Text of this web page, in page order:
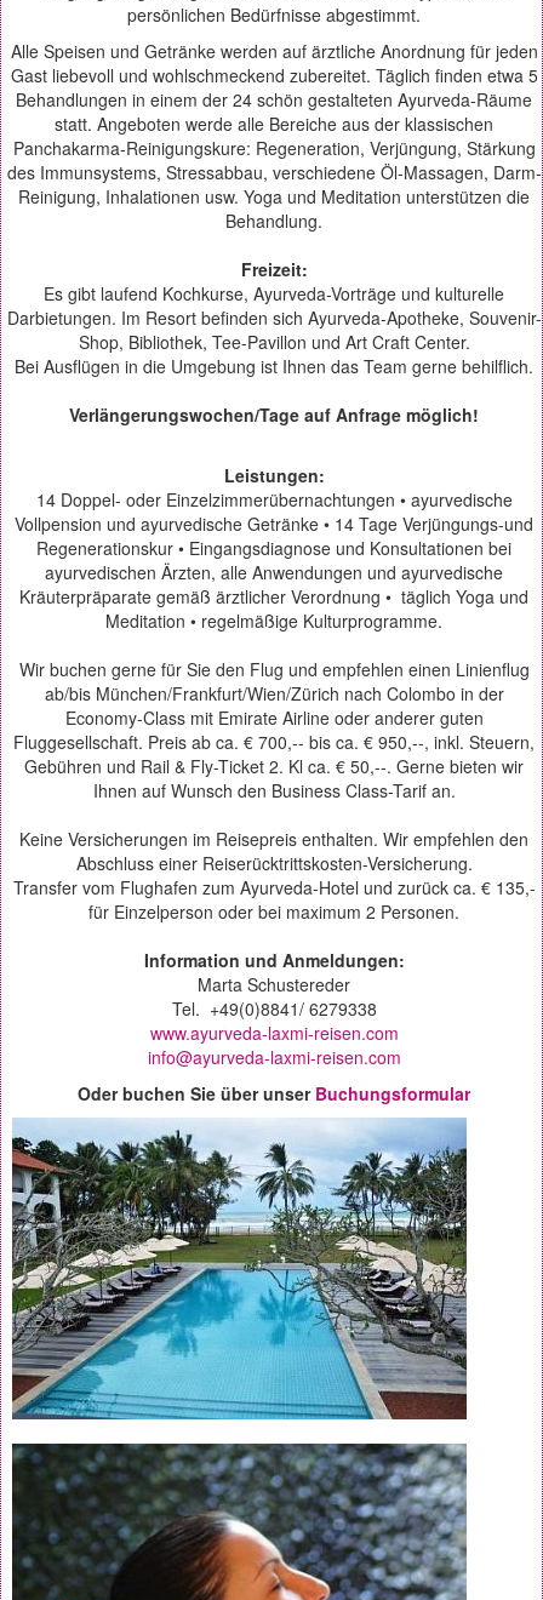
persönlichen Bedürfnisse abgestimmt.
Alle Speisen und Getränke werden auf ärztliche Anordnung für jeden
Gast liebevoll und wohlschmeckend zubereitet. Täglich finden etwa 5
Behandlungen in einem der 24 schön gestalteten Ayurveda-Räume
statt. Angeboten werde alle Bereiche aus der klassischen
Panchakarma-Reinigungskure: Regeneration, Verjüngung, Stärkung
des Immunsystems, Stressabbau, verschiedene Öl-Massagen, Darm-
Reinigung, Inhalationen usw. Yoga und Meditation unterstützen die
Behandlung.
Freizeit:
Es gibt laufend Kochkurse, Ayurveda-Vorträge und kulturelle
Darbietungen. Im Resort befinden sich Ayurveda-Apotheke, Souvenir-
Shop, Bibliothek, Tee-Pavillon und Art Craft Center.
Bei Ausflügen in die Umgebung ist Ihnen das Team gerne behilflich.
Verlängerungswochen/Tage auf Anfrage möglich!
Leistungen:
14 Doppel- oder Einzelzimmerübernachtungen • ayurvedische
Vollpension und ayurvedische Getränke • 14 Tage Verjüngungs-und
Regenerationskur • Eingangsdiagnose und Konsultationen bei
ayurvedischen Ärzten, alle Anwendungen und ayurvedische
Kräuterpräparate gemäß ärztlicher Verordnung • täglich Yoga und
Meditation • regelmäßige Kulturprogramme.
Wir buchen gerne für Sie den Flug und empfehlen einen Linienflug
ab/bis München/Frankfurt/Wien/Zürich nach Colombo in der
Economy-Class mit Emirate Airline oder anderer guten
Fluggesellschaft. Preis ab ca. € 700,-- bis ca. € 950,--, inkl. Steuern,
Gebühren und Rail & Fly-Ticket 2. Kl ca. € 50,--. Gerne bieten wir
Ihnen auf Wunsch den Business Class-Tarif an.
Keine Versicherungen im Reisepreis enthalten. Wir empfehlen den
Abschluss einer Reiserücktrittskosten-Versicherung.
Transfer vom Flughafen zum Ayurveda-Hotel und zurück ca. € 135,-
für Einzelperson oder bei maximum 2 Personen.
Information und Anmeldungen:
Marta Schustereder
Tel. +49(0)8841/ 6279338
www.ayurveda-laxmi-reisen.com
info@ayurveda-laxmi-reisen.com
Oder buchen Sie über unser Buchungsformular